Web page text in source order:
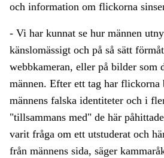
och information om flickorna
- Vi har kunnat se hur männen
känslomässigt och på så sätt
webbkameran, eller på bilder som
männen. Efter ett tag har
männens falska identiteter och i
"tillsammans med" de här
varit fråga om ett utstuderat och
från männens sida, säger